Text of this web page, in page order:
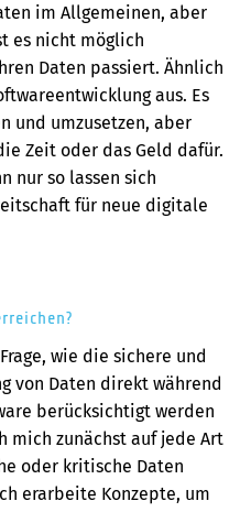
im Allgemeinen, aber
es nicht möglich
Daten passiert. Ähnlich
aus. Es
und umzusetzen, aber
Zeit oder das Geld dafür.
nur so lassen sich
für neue digitale
wie die sichere und
von Daten direkt während
berücksichtigt werden
mich zunächst auf jede Art
oder kritische Daten
erarbeite Konzepte, um